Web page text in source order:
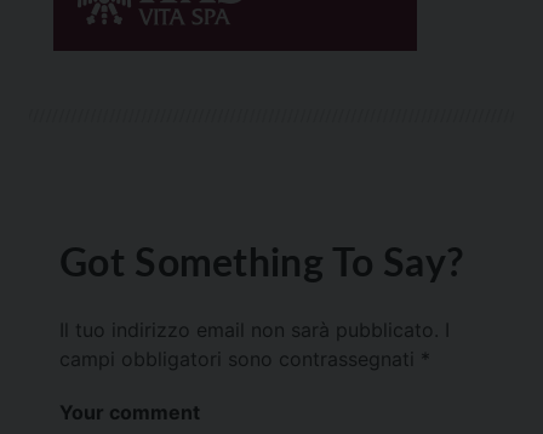
Got Something To Say?
Il tuo indirizzo email non sarà pubblicato.
campi obbligatori sono contrassegnati *
Your comment